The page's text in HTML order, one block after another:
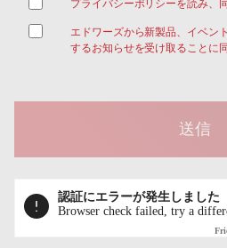
プライバシーポリシーを読み、
エドワーズから新製品、イベン
するお知らせを受け取ることに
認証にエラーが発生しました
Browser check failed, try a